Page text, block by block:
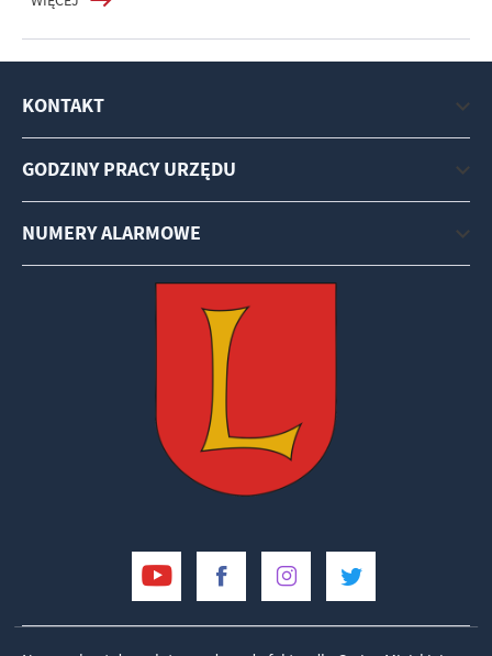
KONTAKT
GODZINY PRACY URZĘDU
NUMERY ALARMOWE